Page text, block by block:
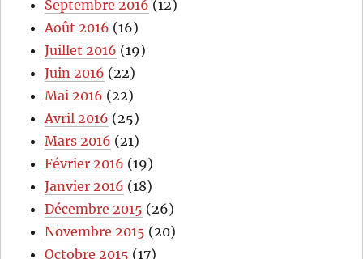
Septembre 2016 (12)
Août 2016 (16)
Juillet 2016 (19)
Juin 2016 (22)
Mai 2016 (22)
Avril 2016 (25)
Mars 2016 (21)
Février 2016 (19)
Janvier 2016 (18)
Décembre 2015 (26)
Novembre 2015 (20)
Octobre 2015 (17)